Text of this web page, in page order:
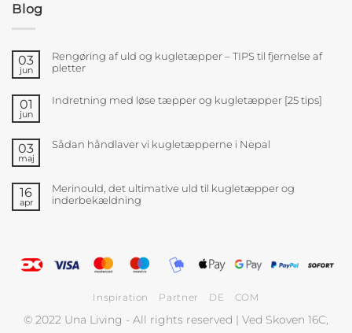
Blog
03
jun
Rengøring af uld og kugletæpper – TIPS til fjernelse af
pletter
01
jun
Indretning med løse tæpper og kugletæpper [25 tips]
03
maj
Sådan håndlaver vi kugletæpperne i Nepal
16
apr
Merinould, det ultimative uld til kugletæpper og
inderbekældning
Inspiration Partner DE COM
© 2022 Una Living - All rights reserved | Ved Skoven 16C,